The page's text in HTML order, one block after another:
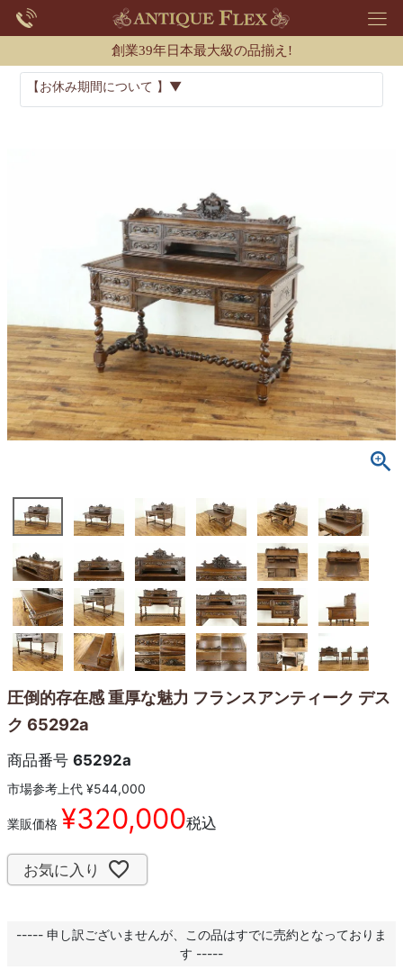
創業39年日本最大級の品揃え!
【お休み期間について 】▼
圧倒的存在感 重厚な魅力 フランスアンティーク デス
ク 65292a
商品番号 65292a
市場参考上代 ¥544,000
業販価格 ¥320,000税込
お気に入り
----- 申し訳ございませんが、この品はすでに売約となっておりま
す -----